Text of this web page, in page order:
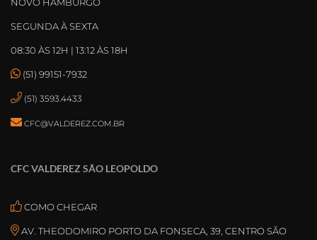
SEGUNDA À SEXTA
08:30 ÀS 12H | 13:12 ÀS 18H
(51) 99151-7932
(51) 3593.4433
CFC@VALDEREZ.COM.BR
CFC VALDEREZ SÃO LEOPOLDO
COMO CHEGAR
AV. THEODOMIRO PORTO DA FONSECA, 39, CENTRO SÃO